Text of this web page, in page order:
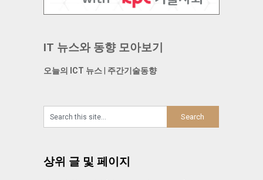
IT 뉴스와 동향 모아보기
오늘의 ICT 뉴스| 주간기술동향
상위 글 및 페이지